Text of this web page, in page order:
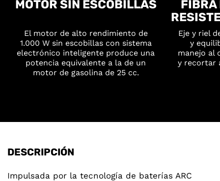
MOTOR SIN ESCOBILLAS
El motor de alto rendimiento de
1.000 W sin escobillas con sistema
electrónico inteligente produce una
potencia equivalente a la de un
motor de gasolina de 25 cc.
FIBRA
Eje y riel
y
manejo al
y recortar
DESCRIPCIÓN
Impulsada por la tecnología de baterías ARC